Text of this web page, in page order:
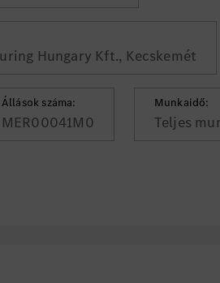
Hungary Kft., Kecskemét
Állások száma:
MER00041M0
Munkaidő:
Teljes